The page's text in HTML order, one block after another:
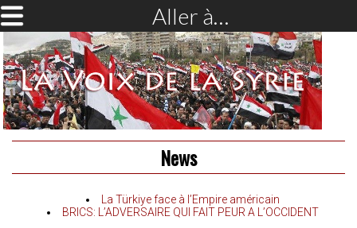
Aller à…
News
La Türkiye face à l’Empire américain
BRICS: L’ADVERSAIRE QUI FAIT PEUR A L’OCCIDENT